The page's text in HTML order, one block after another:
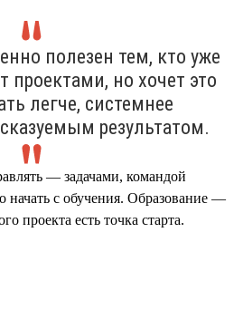
полезен тем, кто уже
проектами, но хочет это
легче, системнее
результатом.
— задачами, командой
с обучения. Образование —
проекта есть точка старта.